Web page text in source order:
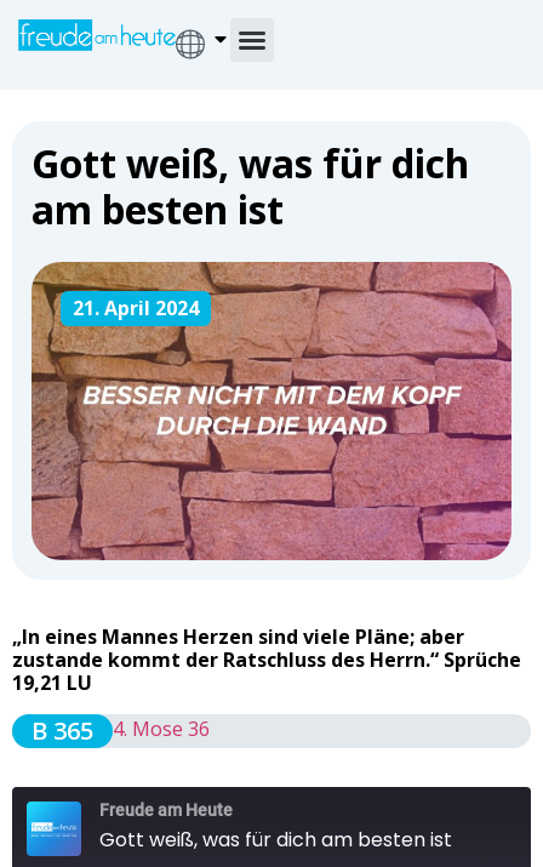
Gott weiß, was für dich
am besten ist
21. April 2024
„In eines Mannes Herzen sind viele Pläne; aber
zustande kommt der Ratschluss des Herrn.“ Sprüche
19,21 LU
B 365 4. Mose 36
Freude am Heute
Gott weiß, was für dich am besten ist